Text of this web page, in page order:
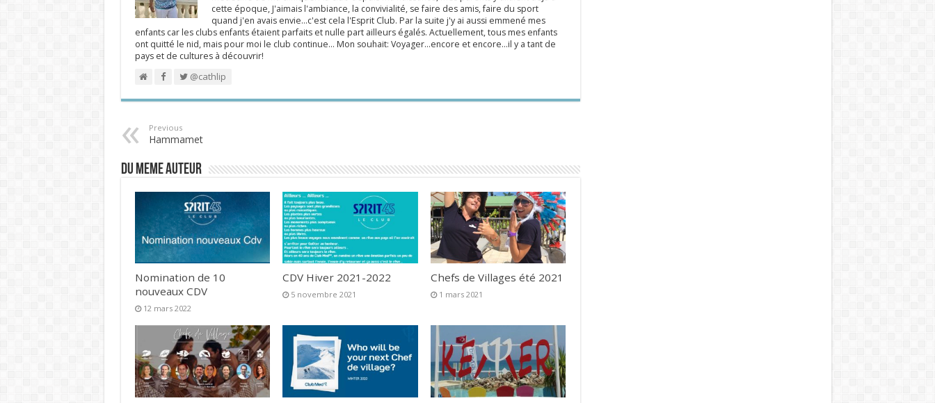
cette époque, J'aimais l'ambiance, la convivialité, se faire des amis, faire du sport
quand j'en avais envie...c'est cela l'Esprit Club. Par la suite j'y ai aussi emmené mes
enfants car les clubs enfants étaient parfaits et nulle part ailleurs égalés. Actuellement, tous mes enfants
ont quitté le nid, mais pour moi le club continue... Mon souhait: Voyager...encore et encore...il y a tant de
pays et de cultures à découvrir!
@cathlip
Previous
Hammamet
DU MEME AUTEUR
Nomination de 10
nouveaux CDV
12 mars 2022
CDV Hiver 2021-2022
5 novembre 2021
Chefs de Villages été 2021
1 mars 2021